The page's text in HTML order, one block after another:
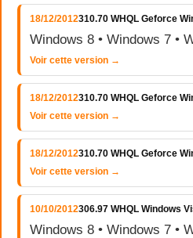
18/12/2012310.70 WHQL Geforce
Windows 8 • Windows 7 •
Voir cette version →
18/12/2012310.70 WHQL Geforce
Voir cette version →
18/12/2012310.70 WHQL Geforce
Voir cette version →
10/10/2012306.97 WHQL Windows
Windows 8 • Windows 7 •